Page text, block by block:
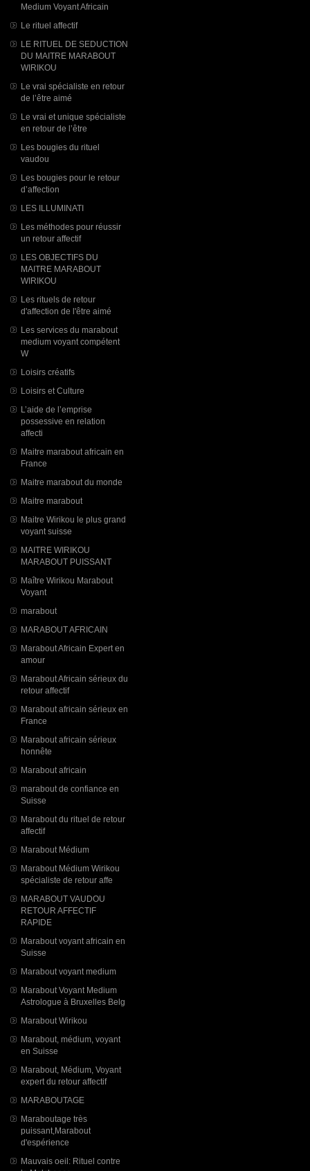
Medium Voyant Africain
Le rituel affectif
LE RITUEL DE SEDUCTION
DU MAITRE MARABOUT
WIRIKOU
Le vrai spécialiste en retour
de l’être aimé
Le vrai et unique spécialiste
en retour de l’être
Les bougies du rituel
vaudou
Les bougies pour le retour
d’affection
LES ILLUMINATI
Les méthodes pour réussir
un retour affectif
LES OBJECTIFS DU
MAITRE MARABOUT
WIRIKOU
Les rituels de retour
d'affection de l'être aimé
Les services du marabout
medium voyant compétent
W
Loisirs créatifs
Loisirs et Culture
L’aide de l’emprise
possessive en relation
affecti
Maitre marabout africain en
France
Maitre marabout du monde
Maitre marabout
Maitre Wirikou le plus grand
voyant suisse
MAITRE WIRIKOU
MARABOUT PUISSANT
Maître Wirikou Marabout
Voyant
marabout
MARABOUT AFRICAIN
Marabout Africain Expert en
amour
Marabout Africain sérieux du
retour affectif
Marabout africain sérieux en
France
Marabout africain sérieux
honnête
Marabout africain
marabout de confiance en
Suisse
Marabout du rituel de retour
affectif
Marabout Médium
Marabout Médium Wirikou
spécialiste de retour affe
MARABOUT VAUDOU
RETOUR AFFECTIF
RAPIDE
Marabout voyant africain en
Suisse
Marabout voyant medium
Marabout Voyant Medium
Astrologue à Bruxelles Belg
Marabout Wirikou
Marabout, médium, voyant
en Suisse
Marabout, Médium, Voyant
expert du retour affectif
MARABOUTAGE
Maraboutage très
puissant,Marabout
d'espérience
Mauvais oeil: Rituel contre